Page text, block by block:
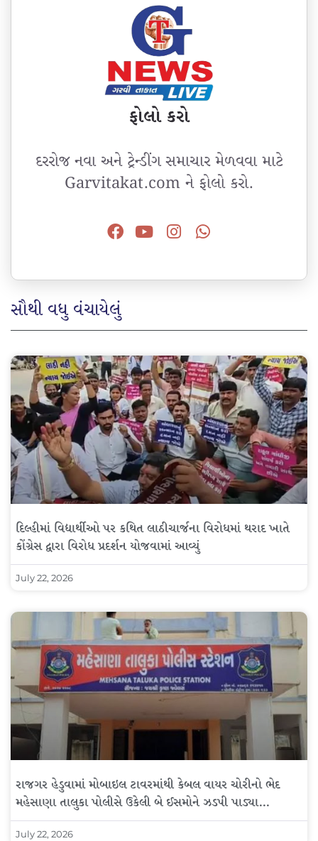
ફોલો કરો
દરરોજ નવા અને ટ્રેન્ડીંગ સમાચાર મેળવવા માટે
Garvitakat.com ને ફોલો કરો.
સૌથી વધુ વંચાયેલું
દિલ્હીમાં વિદ્યાર્થીઓ પર કથિત લાઠીચાર્જના વિરોધમાં થરાદ ખાતે
કોંગ્રેસ દ્વારા વિરોધ પ્રદર્શન યોજવામાં આવ્યું
July 22, 2026
રાજગર હેડુવામાં મોબાઇલ ટાવરમાંથી કેબલ વાયર ચોરીનો ભેદ
મહેસાણા તાલુકા પોલીસે ઉકેલી બે ઈસમોને ઝડપી પાડ્યા…
July 22, 2026